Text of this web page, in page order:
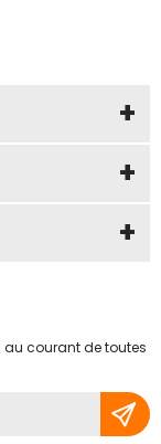
au courant de toutes